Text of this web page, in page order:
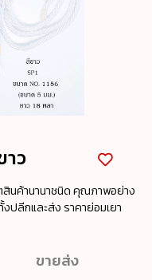
าว
สินค้านานาชนิด คุณภาพอย่าง
ปลีกและส่ง ราคาย่อมเยา
ขายส่ง